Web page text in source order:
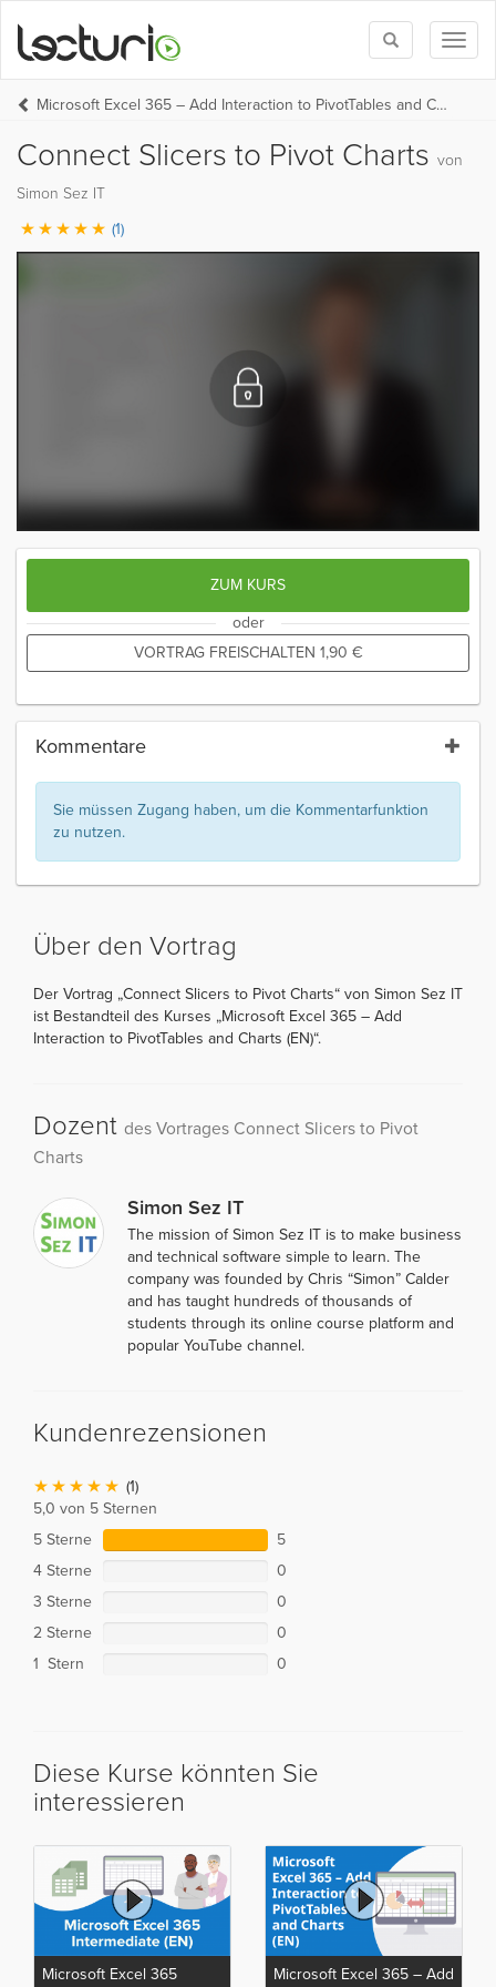
Toggle
search
Microsoft Excel 365 – Add Interaction to PivotTables and Charts (EN)
Connect Slicers to Pivot Charts von
Simon Sez IT
(1)
ZUM KURS
oder
VORTRAG FREISCHALTEN 1,90 €
Kommentare
Sie müssen Zugang haben, um die Kommentarfunktion
zu nutzen.
Über den Vortrag
Der Vortrag „Connect Slicers to Pivot Charts“ von Simon Sez IT
ist Bestandteil des Kurses „Microsoft Excel 365 – Add
Interaction to PivotTables and Charts (EN)“.
Dozent des Vortrages Connect Slicers to Pivot
Charts
Simon Sez IT
The mission of Simon Sez IT is to make business
and technical software simple to learn. The
company was founded by Chris “Simon” Calder
and has taught hundreds of thousands of
students through its online course platform and
popular YouTube channel.
Kundenrezensionen
(1)
5,0 von 5 Sternen
5 Sterne
5
4 Sterne
0
3 Sterne
0
2 Sterne
0
1 Stern
0
Diese Kurse könnten Sie
interessieren
Microsoft Excel 365
Microsoft Excel 365 – Add